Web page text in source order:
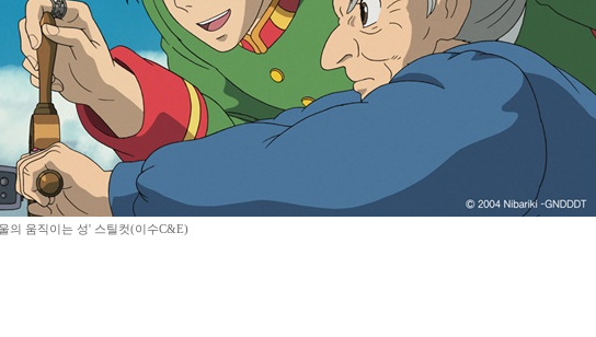
의 움직이는 성' 스틸컷(이수C&E)